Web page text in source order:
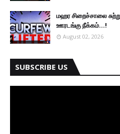
மஹர சிறைச்சாலை
ஊரடங்கு நீக்கம்...!
August 02, 2026
SUBSCRIBE US